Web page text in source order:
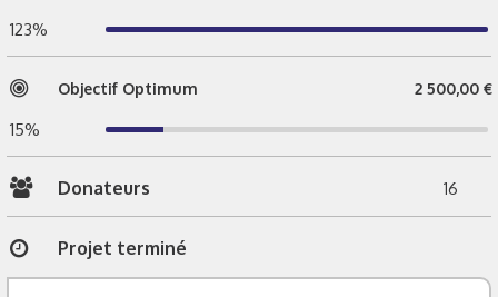
123%
Objectif Optimum 2 500,00 €
15%
Donateurs 16
Projet terminé